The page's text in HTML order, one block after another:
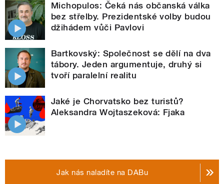
Michopulos: Čeká nás občanská válka
bez střelby. Prezidentské volby budou
džihádem vůči Pavlovi
Bartkovský: Společnost se dělí na dva
tábory. Jeden argumentuje, druhý si
tvoří paralelní realitu
Jaké je Chorvatsko bez turistů?
Aleksandra Wojtaszeková: Fjaka
Jak nás naladíte na DABu